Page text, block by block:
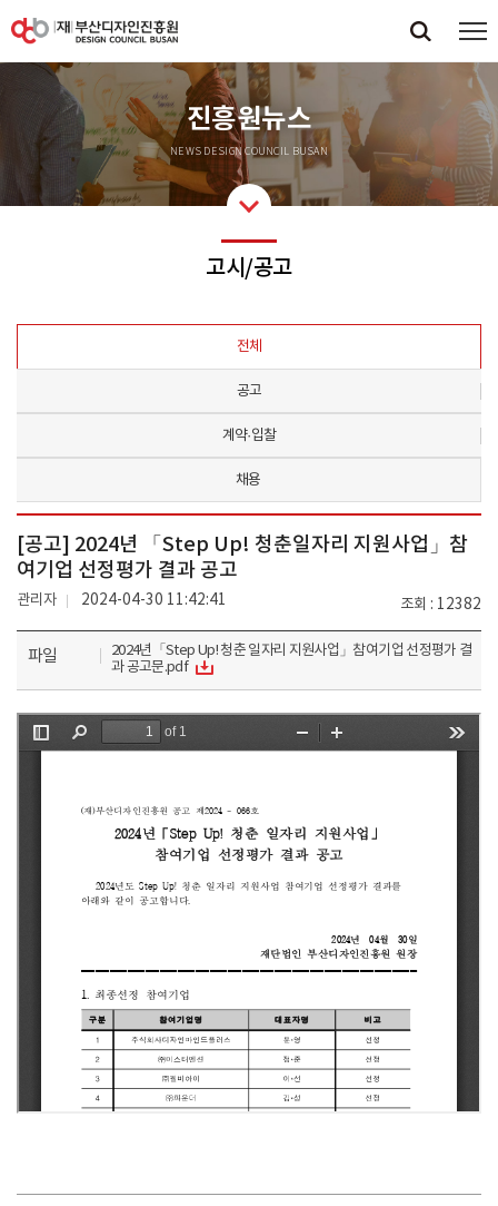
진흥원뉴스
NEWS DESIGN COUNCIL BUSAN
고시/공고
전체
공고
계약·입찰
채용
[공고] 2024년 「Step Up! 청춘일자리 지원사업」참
여기업 선정평가 결과 공고
조회 12382
관리자 2024-04-30 11:42:41
파일
2024년「Step Up! 청춘 일자리 지원사업」참여기업 선정평가 결
과 공고문.pdf